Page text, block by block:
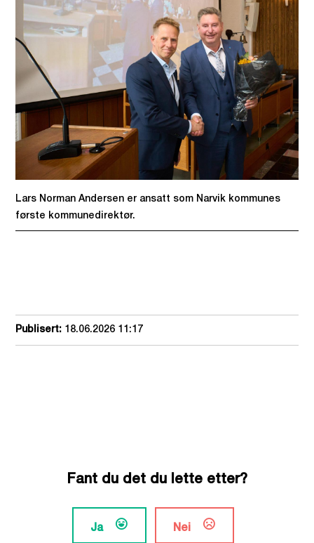
Lars Norman Andersen er ansatt som Narvik kommunes
første kommunedirektør.
Publisert 18.06.2026 11:17
Fant du det du lette etter?
Ja Nei